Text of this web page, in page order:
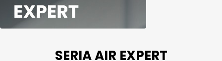
SERIA AIR EXPERT